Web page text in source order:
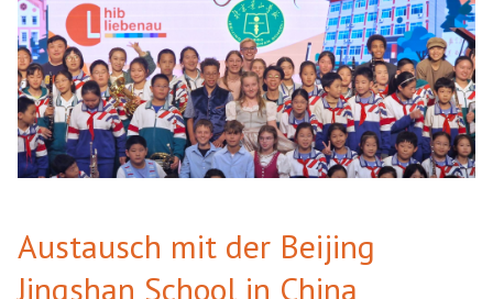
Austausch mit der Beijing
Jingshan School in China